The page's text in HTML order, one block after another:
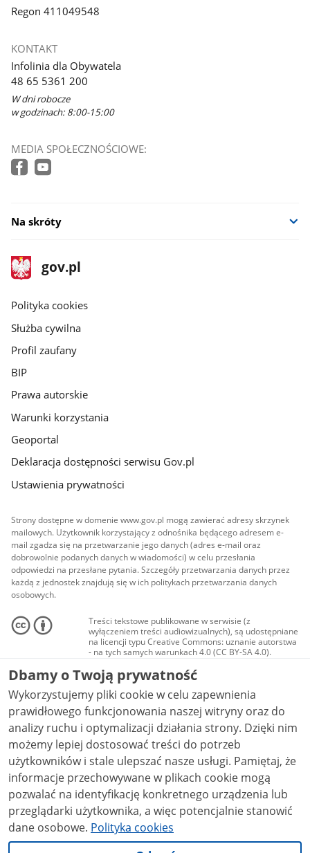
Regon 411049548
KONTAKT
Infolinia dla Obywatela
48 65 5361 200
W dni robocze
w godzinach: 8:00-15:00
MEDIA SPOŁECZNOŚCIOWE:
Na skróty
stopka
gov.pl
Strona
gov.pl
gov.pl
Polityka cookies
Służba cywilna
Profil zaufany
BIP
Prawa autorskie
Warunki korzystania
Geoportal
Deklaracja dostępności serwisu Gov.pl
Ustawienia prywatności
Strony dostępne w domenie www.gov.pl mogą zawierać adresy skrzynek
mailowych. Użytkownik korzystający z odnośnika będącego adresem e-
mail zgadza się na przetwarzanie jego danych (adres e-mail oraz
dobrowolnie podanych danych w wiadomości) w celu przesłania
odpowiedzi na przesłane pytania. Szczegóły przetwarzania danych przez
każdą z jednostek znajdują się w ich politykach przetwarzania danych
osobowych.
Treści tekstowe publikowane w serwisie (z
wyłączeniem treści audiowizualnych), są udostępniane
na licencji typu Creative Commons: uznanie autorstwa
- na tych samych warunkach 4.0 (CC BY-SA 4.0).
Materiały audiowizualne, w tym zdjęcia, materiały
audio i wideo, są udostępniane na licencji typu
Creative Commons: uznanie autorstwa użycie
niekomercyjne - bez utworów zależnych 4.0 (CC BY-
NC-ND 4.0), o ile nie jest to stwierdzone inaczej.
Dbamy o Twoją prywatność
Wykorzystujemy pliki cookie w celu zapewnienia
prawidłowego funkcjonowania naszej witryny oraz do
analizy ruchu i optymalizacji działania strony. Dzięki nim
możemy lepiej dostosować treści do potrzeb
użytkowników i stale ulepszać nasze usługi. Pamiętaj, że
informacje przechowywane w plikach cookie mogą
pozwalać na identyfikację konkretnego urządzenia lub
przeglądarki użytkownika, a więc potencjalnie stanowić
dane osobowe. Polityka cookies